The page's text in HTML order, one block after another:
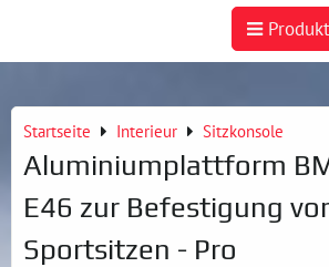
Startseite Interieur Sitzkonsole
Aluminiumplattform
E46 zur Befestigung
Sportsitzen - Pro